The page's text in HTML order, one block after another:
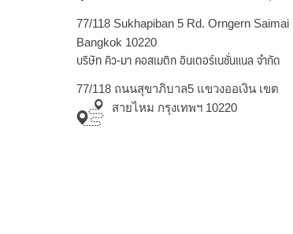
77/118 Sukhapiban 5 Rd. Orngern Saimai
Bangkok 10220
บริษัท คิว-มา คอสเมติก อินเตอร์เนชั่นแนล จำกัด
77/118 ถนนสุขาภิบาล5 แขวงออเงิน เขต
สายไหม กรุงเทพฯ 10220